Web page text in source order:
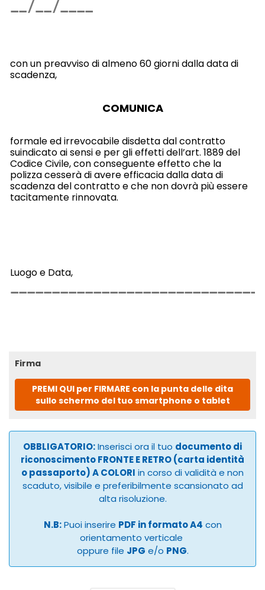
con un preavviso di almeno 60 giorni dalla data di
scadenza,
COMUNICA
formale ed irrevocabile disdetta dal contratto
suindicato ai sensi e per gli effetti dell’art. 1889 del
Codice Civile, con conseguente effetto che la
polizza cesserà di avere efficacia dalla data di
scadenza del contratto e che non dovrà più essere
tacitamente rinnovata.
Luogo e Data,
Firma
PREMI QUI per FIRMARE con la punta delle dita
sullo schermo del tuo smartphone o tablet
OBBLIGATORIO:Inserisci ora il tuo documento di
riconoscimento FRONTE E RETRO (carta identità
o passaporto) A COLORI in corso di validità e non
scaduto, visibile e preferibilmente scansionato ad
alta risoluzione.
N.B:Puoi inserire PDF in formato A4 con
orientamento verticale
oppure file JPG e/o PNG.